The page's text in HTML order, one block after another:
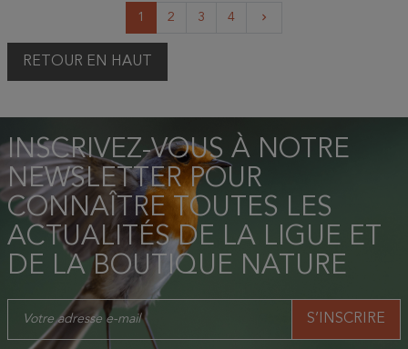
1 2 3 4 keyboard_arrow_right
RETOUR EN HAUT
INSCRIVEZ-VOUS À NOTRE
NEWSLETTER POUR
CONNAÎTRE TOUTES LES
ACTUALITÉS DE LA LIGUE ET
DE LA BOUTIQUE NATURE